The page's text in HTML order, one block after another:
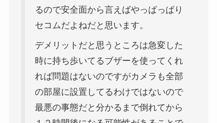
るので安全面から言えばやっぱっぱり
セコムだよねだと思います。
デメリットだと思うところは急変した
時に持ち歩いてるブザーを使ってくれ
れば問題はないのですがカメラも全部
の部屋に設置してるわけではないので
最悪の事態だと分かるまで倒れてから